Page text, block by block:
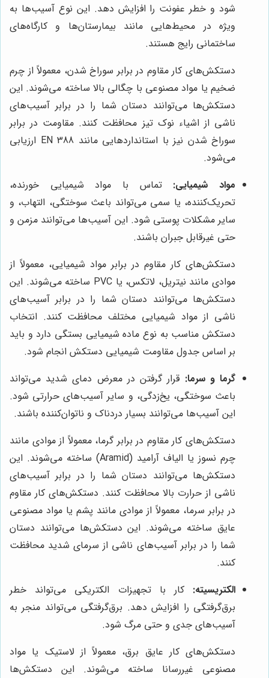
شود و خطر عفونت را افزایش دهد. این نوع آسیب‌ها به
ویژه در محیط‌هایی مانند بیمارستان‌ها و کارگاه‌های
ساختمانی رایج هستند.
دستکش‌های کار مقاوم در برابر سوراخ شدن، معمولاً از چرم
ضخیم یا مواد مصنوعی با چگالی بالا ساخته می‌شوند. این
دستکش‌ها می‌توانند دستان شما را در برابر آسیب‌های
ناشی از اشیاء نوک تیز محافظت کنند. مقاومت در برابر
سوراخ شدن نیز با استانداردهایی مانند EN 388 ارزیابی
می‌شود.
مواد شیمیایی: تماس با مواد شیمیایی خورنده،
تحریک‌کننده، یا سمی می‌تواند باعث سوختگی، التهاب، و
سایر مشکلات پوستی شود. این آسیب‌ها می‌توانند مزمن و
حتی غیرقابل جبران باشند.
دستکش‌های کار مقاوم در برابر مواد شیمیایی، معمولاً از
موادی مانند نیتریل، لاتکس، یا PVC ساخته می‌شوند. این
دستکش‌ها می‌توانند دستان شما را در برابر آسیب‌های
ناشی از مواد شیمیایی مختلف محافظت کنند. انتخاب
دستکش مناسب به نوع ماده شیمیایی بستگی دارد و باید
بر اساس جدول مقاومت شیمیایی دستکش انجام شود.
گرما و سرما: قرار گرفتن در معرض دمای شدید می‌تواند
باعث سوختگی، یخ‌زدگی، و سایر آسیب‌های حرارتی شود.
این آسیب‌ها می‌توانند بسیار دردناک و ناتوان‌کننده باشند.
دستکش‌های کار مقاوم در برابر گرما، معمولاً از موادی مانند
چرم نسوز یا الیاف آرامید (Aramid) ساخته می‌شوند. این
دستکش‌ها می‌توانند دستان شما را در برابر آسیب‌های
ناشی از حرارت بالا محافظت کنند. دستکش‌های کار مقاوم
در برابر سرما، معمولاً از موادی مانند پشم یا مواد مصنوعی
عایق ساخته می‌شوند. این دستکش‌ها می‌توانند دستان
شما را در برابر آسیب‌های ناشی از سرمای شدید محافظت
کنند.
الکتریسیته: کار با تجهیزات الکتریکی می‌تواند خطر
برق‌گرفتگی را افزایش دهد. برق‌گرفتگی می‌تواند منجر به
آسیب‌های جدی و حتی مرگ شود.
دستکش‌های کار عایق برق، معمولاً از لاستیک یا مواد
مصنوعی غیررسانا ساخته می‌شوند. این دستکش‌ها